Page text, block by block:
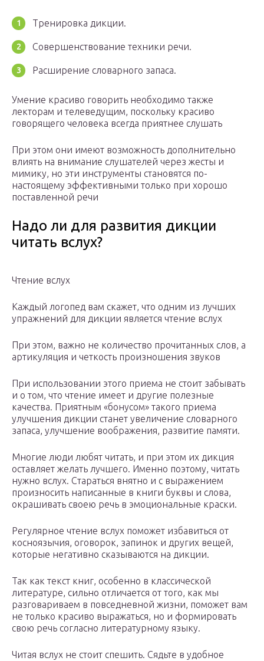
Тренировка дикции.
Совершенствование техники речи.
Расширение словарного запаса.
Умение красиво говорить необходимо также
лекторам и телеведущим, поскольку красиво
говорящего человека всегда приятнее слушать
При этом они имеют возможность дополнительно
влиять на внимание слушателей через жесты и
мимику, но эти инструменты становятся по-
настоящему эффективными только при хорошо
поставленной речи
Надо ли для развития дикции
читать вслух?
Чтение вслух
Каждый логопед вам скажет, что одним из лучших
упражнений для дикции является чтение вслух
При этом, важно не количество прочитанных слов, а
артикуляция и четкость произношения звуков
При использовании этого приема не стоит забывать
и о том, что чтение имеет и другие полезные
качества. Приятным «бонусом» такого приема
улучшения дикции станет увеличение словарного
запаса, улучшение воображения, развитие памяти.
Многие люди любят читать, и при этом их дикция
оставляет желать лучшего. Именно поэтому, читать
нужно вслух. Стараться внятно и с выражением
произносить написанные в книги буквы и слова,
окрашивать своею речь в эмоциональные краски.
Регулярное чтение вслух поможет избавиться от
косноязычия, оговорок, запинок и других вещей,
которые негативно сказываются на дикции.
Так как текст книг, особенно в классической
литературе, сильно отличается от того, как мы
разговариваем в повседневной жизни, поможет вам
не только красиво выражаться, но и формировать
свою речь согласно литературному языку.
Читая вслух не стоит спешить. Сядьте в удобное